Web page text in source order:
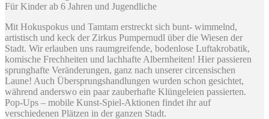
Für Kinder ab 6 Jahren und Jugendliche
Mit Hokuspokus und Tamtam erstreckt sich bunt- wimmelnd,
artistisch und keck der Zirkus Pumpernudl über die Wiesen der
Stadt. Wir erlauben uns raumgreifende, bodenlose Luftakrobatik,
komische Frechheiten und lachhafte Albernheiten! Hier passieren
sprunghafte Veränderungen, ganz nach unserer circensischen
Laune! Auch Übersprungshandlungen wurden schon gesichtet,
während anderswo ein paar zauberhafte Klüngeleien passierten.
Pop-Ups – mobile Kunst-Spiel-Aktionen findet ihr auf
verschiedenen Plätzen in der ganzen Stadt.